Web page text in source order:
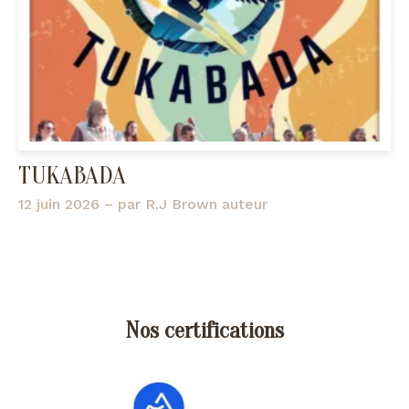
TUKABADA
12 juin 2026 – par R.J Brown auteur
Nos certifications